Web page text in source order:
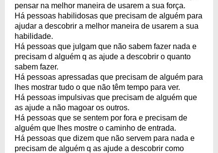
pensar na melhor maneira de usarem a sua força.
Há pessoas habilidosas que precisam de alguém para
ajudar a descobrir a melhor maneira de usarem a sua
habilidade.
Há pessoas que julgam que não sabem fazer nada e
precisam d alguém q as ajude a descobrir o quanto
sabem fazer.
Há pessoas apressadas que precisam de alguém para
lhes mostrar tudo o que não têm tempo para ver.
Há pessoas impulsivas que precisam de alguém que
as ajude a não magoar os outros.
Há pessoas que se sentem por fora e precisam de
alguém que lhes mostre o caminho de entrada.
Há pessoas que dizem que não servem para nada e
precisam de alguém q as ajude a descobrir como